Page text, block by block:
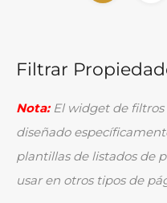
Filtrar
Nota:El widget de filtros
diseñado
plantillas de listados de
usar en otros tipos de